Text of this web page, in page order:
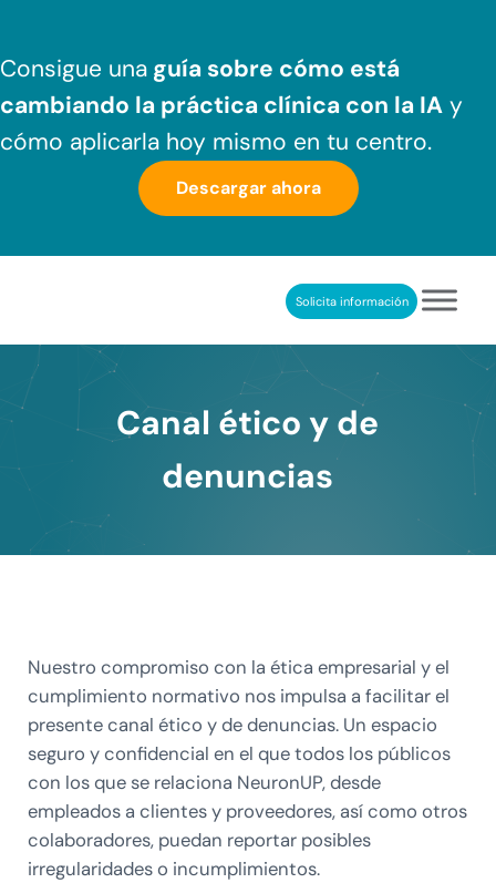
Consigue una guía sobre cómo está
cambiando la práctica clínica con la IA y
cómo aplicarla hoy mismo en tu centro.
Descargar ahora
REHABILITACIÓN COGNITIVA PROFESIONALSolicita información
Canal ético y de
denuncias
Nuestro compromiso con la ética empresarial y el
cumplimiento normativo nos impulsa a facilitar el
presente canal ético y de denuncias. Un espacio
seguro y confidencial en el que todos los públicos
con los que se relaciona NeuronUP, desde
empleados a clientes y proveedores, así como otros
colaboradores, puedan reportar posibles
irregularidades o incumplimientos.